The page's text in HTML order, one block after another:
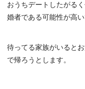
おうちデートしたがる
婚者である可能性が高い
待ってる家族がいると
で帰ろうとします。